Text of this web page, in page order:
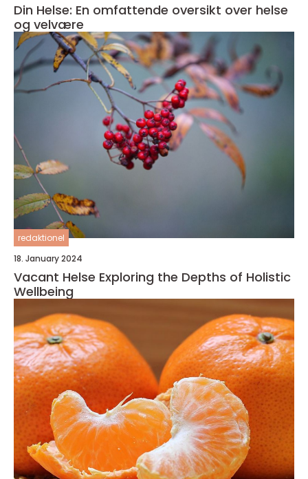
Din Helse: En omfattende oversikt over helse
og velvære
redaktionel
18. January 2024
Vacant Helse Exploring the Depths of Holistic
Wellbeing